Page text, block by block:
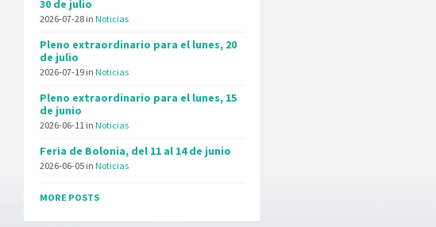
30 de julio
2026-07-28 in Noticias
Pleno extraordinario para el lunes, 20
de julio
2026-07-19 in Noticias
Pleno extraordinario para el lunes, 15
de junio
2026-06-11 in Noticias
Feria de Bolonia, del 11 al 14 de junio
2026-06-05 in Noticias
MORE POSTS